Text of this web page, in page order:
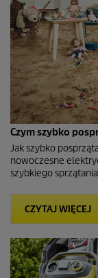
Czym szybko
Jak szybko
nowoczesne
szybkiego
CZYTAJ WIĘCEJ